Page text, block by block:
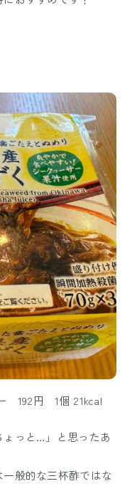
192円 1個 21kcal
ょっと…」と思ったあ
般的な三杯酢ではな